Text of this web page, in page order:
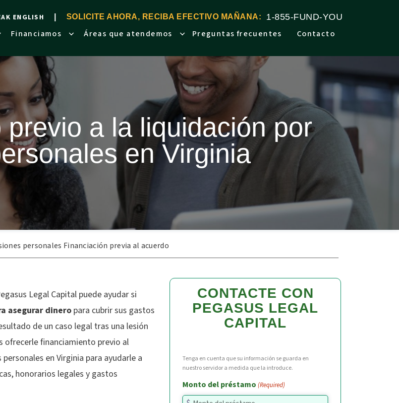
ENGLISH SOLICITE AHORA, RECIBA EFECTIVO MAÑANA: 1-855-FUND-YOU
Financiamos Áreas que atendemos Preguntas frecuentes Contacto
a la liquidación por
en Virginia
personales Financiación previa al acuerdo
Legal Capital puede ayudar si
asegurar dineropara cubrir sus gastos
de un caso legal tras una lesión
ofrecerle financiamiento previo al
en Virginia para ayudarle a
honorarios legales y gastos
CONTACTE CON
PEGASUS LEGAL
CAPITAL
Tenga en cuenta que su información se guarda en
nuestro servidor a medida que la introduce.
Monto del préstamo (Required)